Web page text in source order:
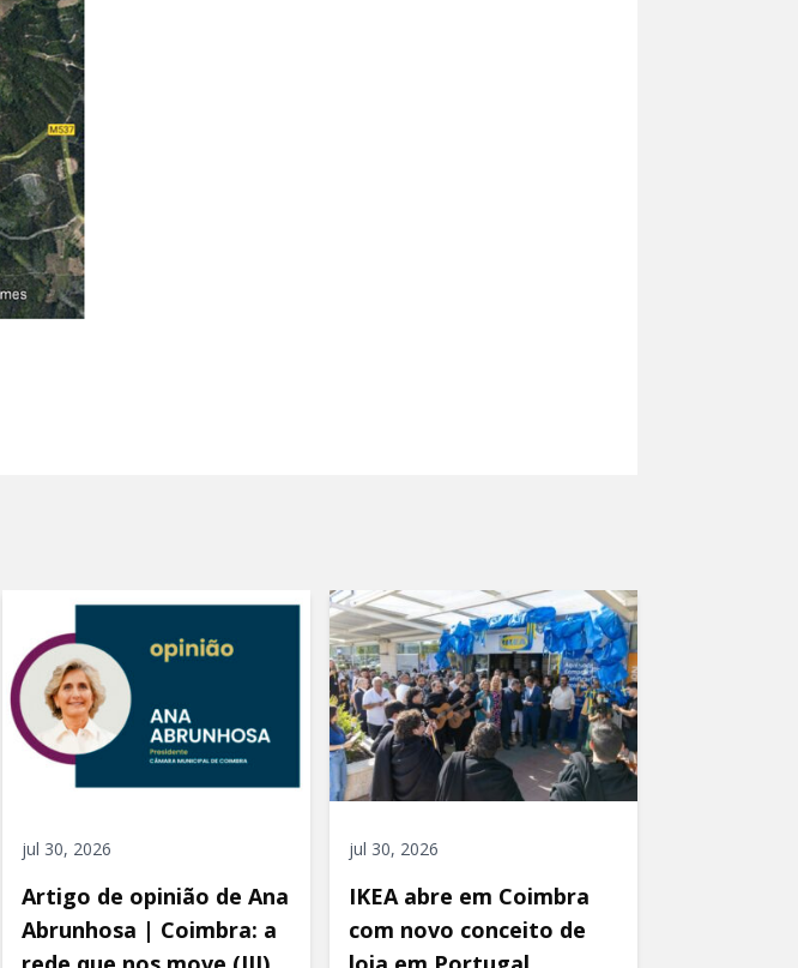
jul 30, 2026
Artigo de opinião de Ana
Abrunhosa | Coimbra: a
jul 30, 2026
IKEA abre em Coimbra
com novo conceito de